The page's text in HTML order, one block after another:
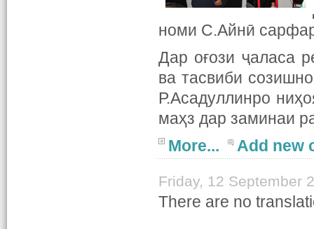
номи С.Айнӣ
Дар оғози ҷаласа
ва тасвиби
Р.Асадуллинро
маҳз дар заминаи
More...
Add new
Friday, 12 September
There are no